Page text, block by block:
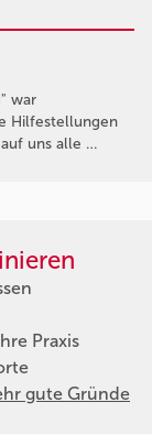
war
Hilfestellungen
uns alle …
Praxis
gute Gründe